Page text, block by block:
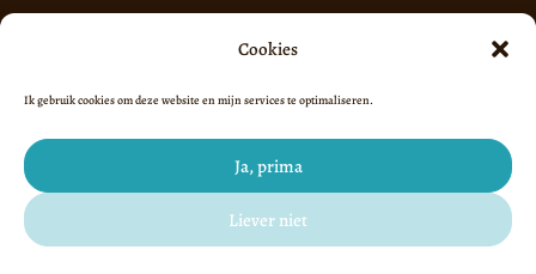
Cookies
Ik gebruik cookies om deze website en mijn services te optimaliseren.
Ja, prima
Liever niet
Algemene voorwaarden
Privacyverklaring
Cookiebeleid (EU)
©2023-2026 Office & Design Lidia - Structuur &